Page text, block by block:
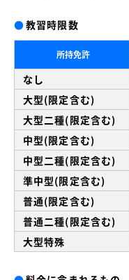
●教習時限数
所持免許
なし
大型(限定含む)
大型二種(限定含む)
中型(限定含む)
中型二種(限定含む)
準中型(限定含む)
普通(限定含む)
普通二種(限定含む)
大型特殊